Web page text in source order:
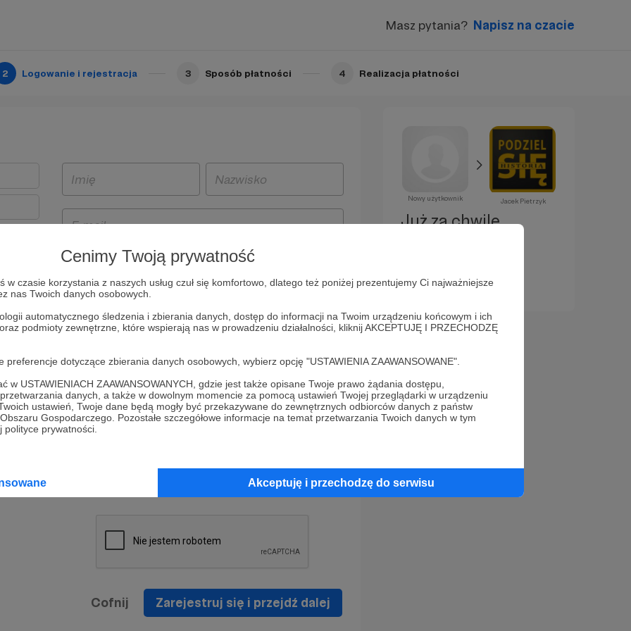
Cenimy Twoją prywatność
w czasie korzystania z naszych usług czuł się komfortowo, dlatego też poniżej prezentujemy Ci najważniejsze
nas Twoich danych osobowych.
automatycznego śledzenia i zbierania danych, dostęp do informacji na Twoim urządzeniu końcowym i ich
podmioty zewnętrzne, które wspierają nas w prowadzeniu działalności, kliknij AKCEPTUJĘ I PRZECHODZĘ
dotyczące zbierania danych osobowych, wybierz opcję "USTAWIENIA ZAAWANSOWANE".
w USTAWIENIACH ZAAWANSOWANYCH, gdzie jest także opisane Twoje prawo żądania dostępu,
danych, a także w dowolnym momencie za pomocą ustawień Twojej przeglądarki w urządzeniu
ustawień, Twoje dane będą mogły być przekazywane do zewnętrznych odbiorców danych z państw
Gospodarczego. Pozostałe szczegółowe informacje na temat przetwarzania Twoich danych w tym
prywatności.
Akceptuję i przechodzę do serwisu
Masz pytania? Napisz na czacie
2 Logowanie i rejestracja 3 Sposób płatności 4 Realizacja płatności
i
będą
z
prawo
na
Politykę Prywatności
* Wyrażam zgodę na przetwarzanie moich danych
osobowych podanych w formularzu rejestracyjnym w celu
prawidłowego świadczenia usług serwisu Patronite.
informacji handlowych - newslettera. Opcja ta może zostać
Cofnij Zarejestruj się i przejdź dalej
Nowy użytkownik Jacek Pietrzyk
Już za chwilę